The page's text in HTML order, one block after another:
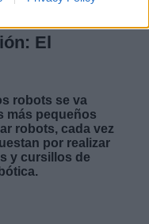
El
robots se va
más pequeños
robots, cada vez
por realizar
y cursillos de